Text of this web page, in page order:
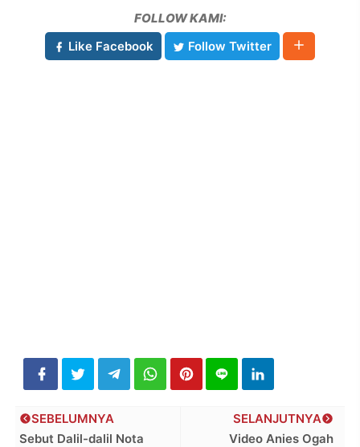
FOLLOW KAMI:
Like Facebook
Follow Twitter
SELANJUTNYA
Video Anies Ogah
SEBELUMNYA
Sebut Dalil-dalil Nota